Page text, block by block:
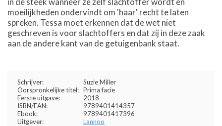
moeilijkheden ondervindt om 'haar' recht te laten
spreken. Tessa moet erkennen dat de wet niet
geschreven is voor slachtoffers en dat zij in deze zaak
aan de andere kant van de getuigenbank staat.
Schrijver:
Suzie Miller
Oorspronkelijke titel: Prima facie
Eerste uitgave:
2018
ISBN/EAN:
9789401414357
Ebook:
9789401417396
Uitgever:
Lannoo